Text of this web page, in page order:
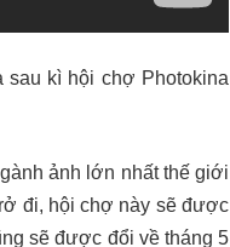
sau kì hội chợ Photokina
ảnh lớn nhất thế giới
đi, hội chợ này sẽ được
sẽ được đổi về tháng 5